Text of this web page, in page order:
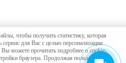
чтобы получить статистику, которая
для Вас с целью персонализации
можете прочитать подробнее о cookie-
браузера. Продолжая пользоваться